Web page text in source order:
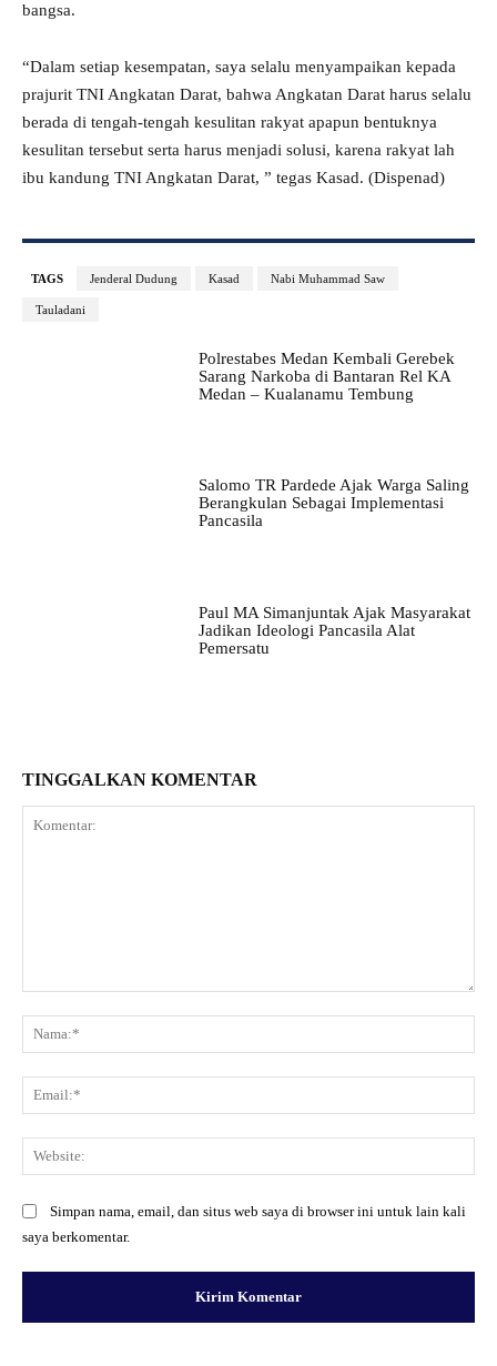
bangsa.
“Dalam setiap kesempatan, saya selalu menyampaikan kepada
prajurit TNI Angkatan Darat, bahwa Angkatan Darat harus selalu
berada di tengah-tengah kesulitan rakyat apapun bentuknya
kesulitan tersebut serta harus menjadi solusi, karena rakyat lah
ibu kandung TNI Angkatan Darat, ” tegas Kasad. (Dispenad)
TAGS Jenderal Dudung Kasad Nabi Muhammad Saw
Tauladani
Polrestabes Medan Kembali Gerebek
Sarang Narkoba di Bantaran Rel KA
Medan – Kualanamu Tembung
Salomo TR Pardede Ajak Warga Saling
Berangkulan Sebagai Implementasi
Pancasila
Paul MA Simanjuntak Ajak Masyarakat
Jadikan Ideologi Pancasila Alat
Pemersatu
TINGGALKAN KOMENTAR
Simpan nama, email, dan situs web saya di browser ini untuk lain kali
saya berkomentar.